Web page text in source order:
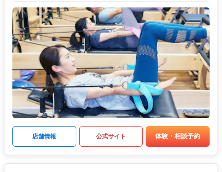
店舗情報 公式サイト 体験・相談予約